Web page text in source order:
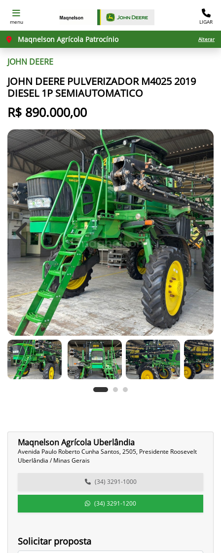
menu LIGAR
Maqnelson Agrícola Patrocínio Alterar
JOHN DEERE
JOHN DEERE PULVERIZADOR M4025 2019
DIESEL 1P SEMIAUTOMATICO
R$ 890.000,00
Previous Next
Maqnelson Agrícola Uberlândia
Avenida Paulo Roberto Cunha Santos, 2505, Presidente Roosevelt
Uberlândia / Minas Gerais
(34) 3291-1000
(34) 3291-1200
Solicitar proposta